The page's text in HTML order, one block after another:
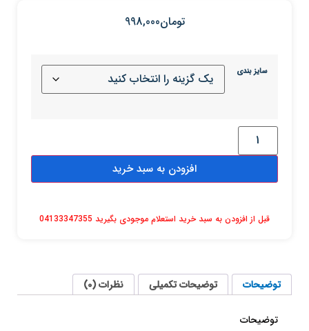
تومان998,000
سایز بندی
افزودن به سبد خرید
قبل از افزودن به سبد خرید استعلام موجودی بگیرید 04133347355
توضیحات توضیحات تکمیلی نظرات (0)
توضیحات